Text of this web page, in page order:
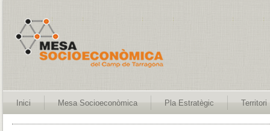
Inici Mesa Socioeconòmica Pla Estratègic Territori